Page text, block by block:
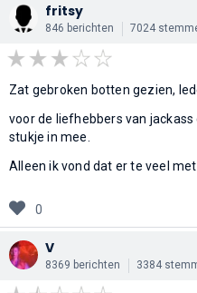
fritsy
846 berichten 7024
Zat gebroken botten gezien,
voor de liefhebbers van
stukje in mee.
Alleen ik vond dat er te veel
0
V
8369 berichten 3384